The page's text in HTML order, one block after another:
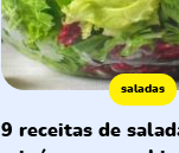
saladas
9 receitas de salada de acelga